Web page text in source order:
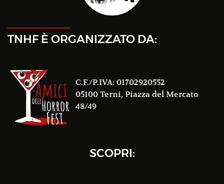
TNHF È ORGANIZZATO DA:
C.F./P.IVA: 01702920552
05100 Terni, Piazza del Mercato
48/49
SCOPRI: